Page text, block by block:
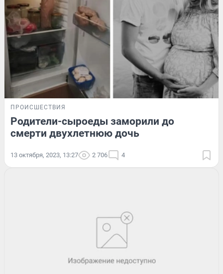
ПРОИСШЕСТВИЯ
Родители-сыроеды заморили до
смерти двухлетнюю дочь
13 октября, 2023, 13:27 2 706 4